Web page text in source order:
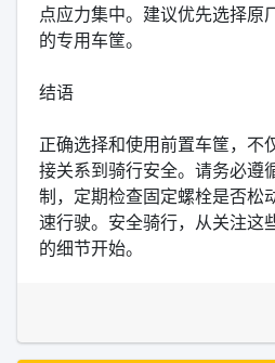
点应力集中。建议优先选择原
的专用车筐。
结语
正确选择和使用前置车筐，不
接关系到骑行安全。请务必遵
制，定期检查固定螺栓是否松
速行驶。安全骑行，从关注这
的细节开始。